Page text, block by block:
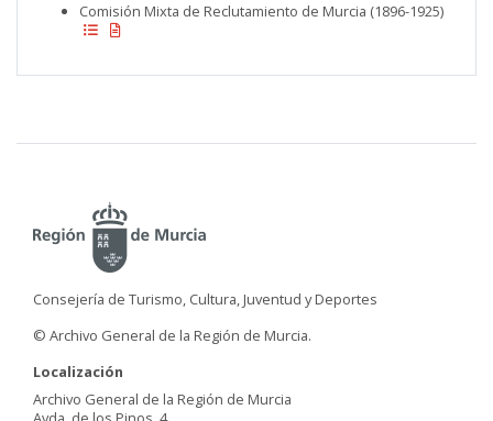
Comisión Mixta de Reclutamiento de Murcia (1896-1925)
Consejería de Turismo, Cultura, Juventud y Deportes
© Archivo General de la Región de Murcia.
Localización
Archivo General de la Región de Murcia